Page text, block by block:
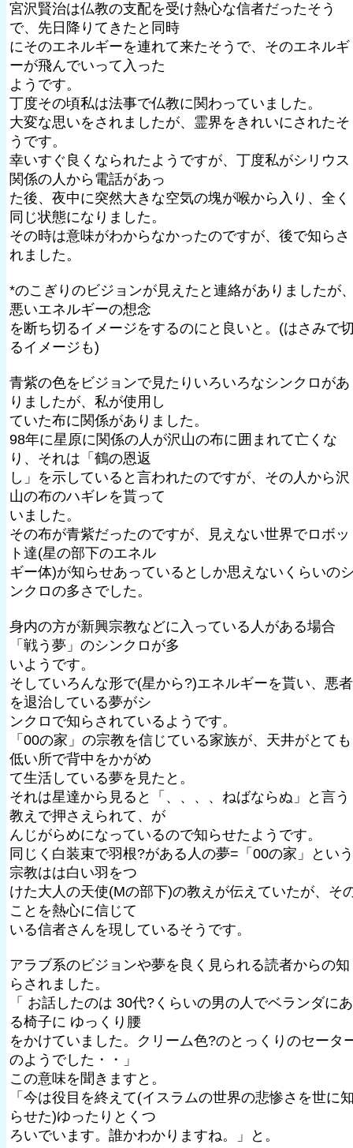
宮沢賢治は仏教の支配を受け熱心な信者だったそう
で、先日降りてきたと同時
にそのエネルギーを連れて来たそうで、そのエネルギ
ーが飛んでいって入った
ようです。
丁度その頃私は法事で仏教に関わっていました。
大変な思いをされましたが、霊界をきれいにされたそ
うです。
幸いすぐ良くなられたようですが、丁度私がシリウス
関係の人から電話があっ
た後、夜中に突然大きな空気の塊が喉から入り、全く
同じ状態になりました。
その時は意味がわからなかったのですが、後で知らさ
れました。
*のこぎりのビジョンが見えたと連絡がありましたが
悪いエネルギーの想念
を断ち切るイメージをするのにと良いと。(はさみで
るイメージも)
青紫の色をビジョンで見たりいろいろなシンクロがあ
りましたが、私が使用し
ていた布に関係がありました。
98年に星原に関係の人が沢山の布に囲まれて亡くな
り、それは「鶴の恩返
し」を示していると言われたのですが、その人から沢
山の布のハギレを貰って
いました。
その布が青紫だったのですが、見えない世界でロボッ
ト達(星の部下のエネル
ギー体)が知らせあっているとしか思えないくらいの
ンクロの多さでした。
身内の方が新興宗教などに入っている人がある場合
「戦う夢」のシンクロが多
いようです。
そしていろんな形で(星から?)エネルギーを貰い、悪者
を退治している夢がシ
ンクロで知らされているようです。
「00の家」の宗教を信じている家族が、天井がとても
低い所で背中をかがめ
て生活している夢を見たと。
それは星達から見ると「、、、、ねばならぬ」と言う
教えで押さえられて、が
んじがらめになっているので知らせたようです。
同じく白装束で羽根?がある人の夢=「00の家」という
宗教はは白い羽をつ
けた大人の天使(Mの部下)の教えが伝えていたが、そ
ことを熱心に信じて
いる信者さんを現しているそうです。
アラブ系のビジョンや夢を良く見られる読者からの知
らされました。
「 お話したのは 30代?くらいの男の人でベランダにあ
る椅子に ゆっくり腰
をかけていました。クリーム色?のとっくりのセータ
のようでした・・」
この意味を聞きますと。
「今は役目を終えて(イスラムの世界の悲惨さを世に
らせた)ゆったりとくつ
ろいでいます。誰かわかりますね。」と。